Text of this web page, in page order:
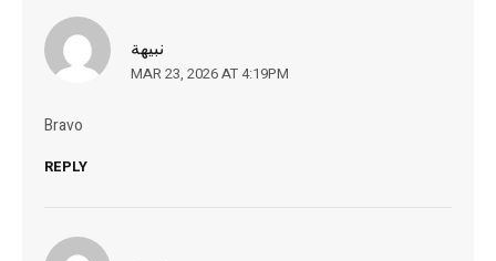
نبيهة
MAR 23, 2026 AT 4:19PM
Bravo
REPLY